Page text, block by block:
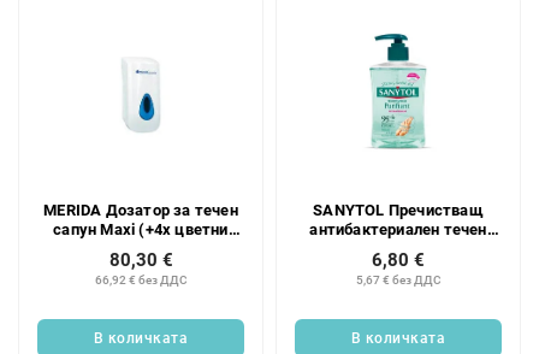
MERIDA Дозатор за течен
сапун Maxi (+4x цветни
козирки) 800 мл
66,92 € без ДДС
80,30 €
В количката
SANYTOL Пречистващ
антибактериален течен
сапун 500 мл
5,67 € без ДДС
6,80 €
В количката